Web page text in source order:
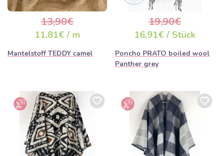
13,90€
11,81€ / m
Mantelstoff TEDDY camel
19,90€
16,91€ / Stück
Poncho PRATO boiled wool
Panther grey